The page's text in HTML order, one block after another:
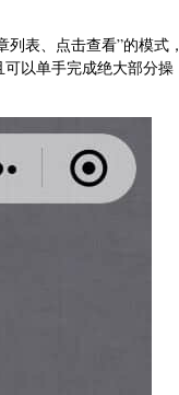
表、点击查看”的模式，
以单手完成绝大部分操